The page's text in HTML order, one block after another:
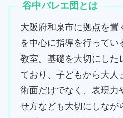
谷中バレエ団とは
大阪府和泉市に拠点を置
を中心に指導を行ってい
教室。基礎を大切にした
ており、子どもから大人
術面だけでなく、表現力
せ方なども大切にしなが